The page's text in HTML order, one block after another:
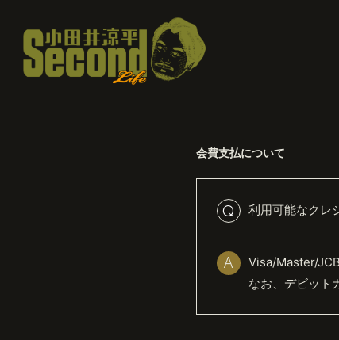
会費支払について
Q 利用可能なクレ
A
Visa/Master/
なお、デビット